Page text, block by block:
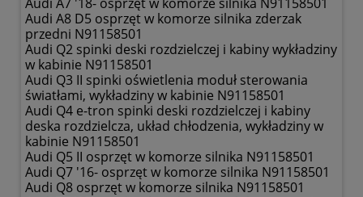
Audi A8 D5 osprzęt w komorze silnika zderzak
przedni N91158501
Audi Q2 spinki deski rozdzielczej i kabiny wykładziny
w kabinie N91158501
Audi Q3 II spinki oświetlenia moduł sterowania
światłami, wykładziny w kabinie N91158501
Audi Q4 e-tron spinki deski rozdzielczej i kabiny
deska rozdzielcza, układ chłodzenia, wykładziny w
kabinie N91158501
Audi Q5 II osprzęt w komorze silnika N91158501
Audi Q7 '16- osprzęt w komorze silnika N91158501
Audi Q8 osprzęt w komorze silnika N91158501